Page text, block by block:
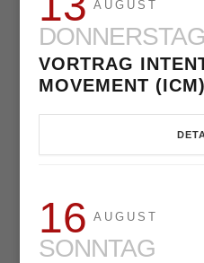
AUGUST
DONNERSTAG
VORTRAG
MOVEMENT (ICM)
16 AUGUST
SONNTAG